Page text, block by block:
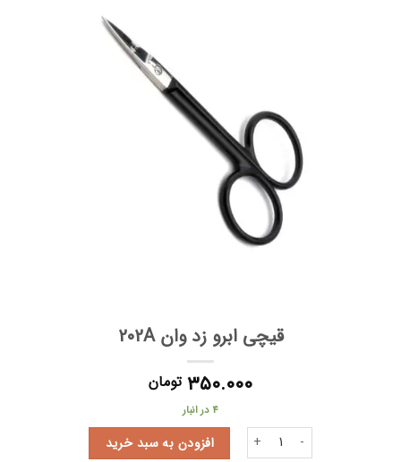
قیچی ابرو زد وان 202A
۳۵۰.۰۰۰ تومان
4 در انبار
قیچی ابرو زد وان 202A عدد افزودن به سبد خرید